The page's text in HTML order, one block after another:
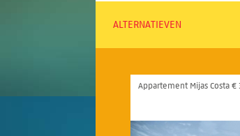
ALTERNATIEVEN
Appartement Mijas Costa €